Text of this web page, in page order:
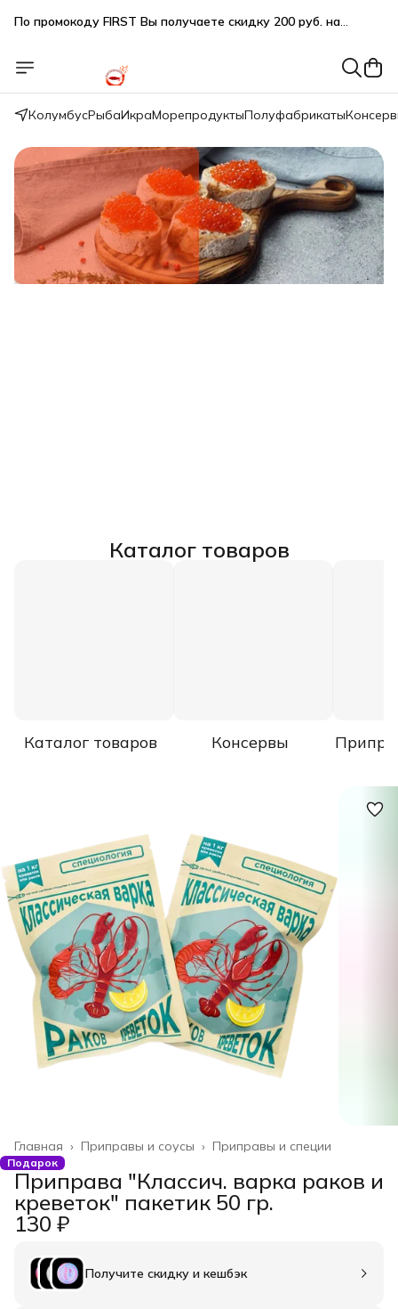
первую покупку при заказе на сумму от 2000 руб.
🔥 3% дополнительная скидка при оплате наличными
КолумбусРыбаИкраМорепродуктыПолуфабрикаты
Каталог товаров
Каталог товаров Консервы
Приправы и специи
Приправы и соусы ›
Главная ›
Подарок
Приправа "Классич. варка раков и
креветок" пакетик 50 гр.
130 ₽
Получите скидку и кешбэк